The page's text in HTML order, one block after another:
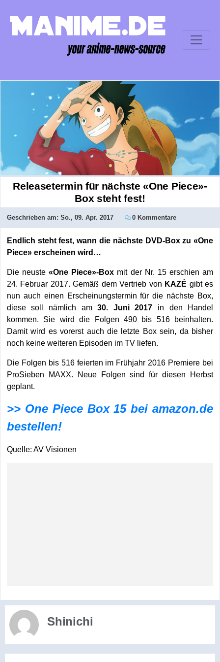
Releasetermin für nächste «One Piece»-
Box steht fest!
Geschrieben am: So., 09. Apr. 2017 0 Kommentare
Endlich steht fest, wann die nächste DVD-Box zu «One
Piece» erscheinen wird…
Die neuste«One Piece»-Box mit der Nr. 15 erschien am
24. Februar 2017. Gemäß dem Vertrieb von KAZÉ gibt es
nun auch einen Erscheinungstermin für die nächste Box,
diese soll nämlich am30. Juni 2017 in den Handel
kommen. Sie wird die Folgen 490 bis 516 beinhalten.
Damit wird es vorerst auch die letzte Box sein, da bisher
noch keine weiteren Episoden im TV liefen.
Die Folgen bis 516 feierten im Frühjahr 2016 Premiere bei
ProSieben MAXX. Neue Folgen sind für diesen Herbst
geplant.
>> One Piece Box 15 bei amazon.de
bestellen!
Quelle: AV Visionen
Shinichi